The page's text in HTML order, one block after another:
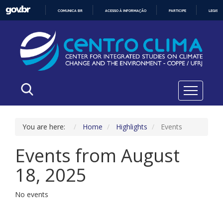
O
CONTEÚDO
COMUNICA BR ACESSO À INFORMAÇÃO PARTICIPE
You are here: Home Highlights Events
Events from August
18, 2025
No events